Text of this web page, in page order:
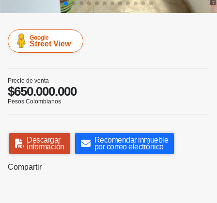
Google
Street View
Precio de venta
$650.000.000
Pesos Colombianos
Descargar
información
Recomendar inmueble
por correo electrónico
Compartir